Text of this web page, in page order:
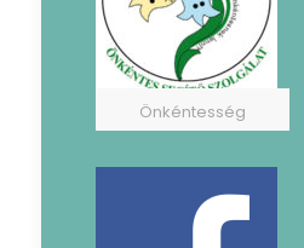
Önkéntesség